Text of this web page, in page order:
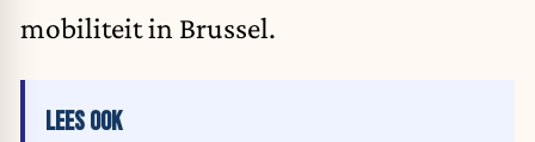
mobiliteit in Brussel.
LEES OOK